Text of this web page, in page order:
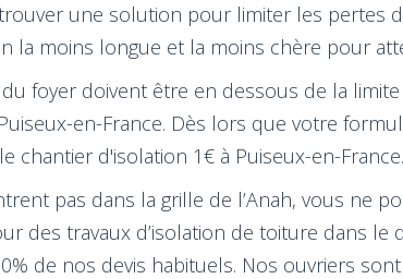
une solution pour limiter les pertes
la moins longue et la moins chère pour
foyer doivent être en dessous de la
en-France. Dès lors que votre
d'isolation 1€ à Puiseux-en-France.
pas dans la grille de l’Anah, vous ne
des travaux d’isolation de toiture dans
de nos devis habituels. Nos ouvriers